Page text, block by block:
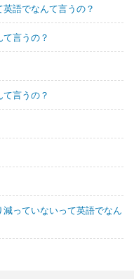
語でなんて言うの？
言うの？
言うの？
っていないって英語でなん